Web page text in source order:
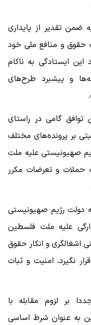
ضمن تقدیر از پایداری
حقوق و منافع ملی خود
این ایستادگی به ناکام
و پیشبرد طرح‌های
توافق گامی در راستای
بر پرونده‌های مختلف
صهیونیستی علیه ملت
حملات و تعرضات مکرر
دولت رژیم صهیونیستی
علیه ملت فلسطین
اشغالگری و انکار حقوق
نگیرد، امنیت و ثبات
بر لزوم مقابله با
به عنوان شرط اساسی